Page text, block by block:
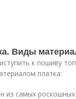
Виды
к пошиву
платка:
из самых